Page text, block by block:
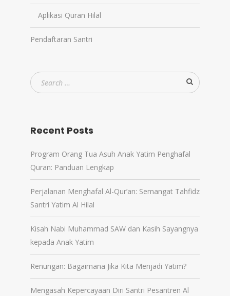
Aplikasi Quran Hilal
Pendaftaran Santri
Recent Posts
Program Orang Tua Asuh Anak Yatim Penghafal
Quran: Panduan Lengkap
Perjalanan Menghafal Al-Qur’an: Semangat Tahfidz
Santri Yatim Al Hilal
Kisah Nabi Muhammad SAW dan Kasih Sayangnya
kepada Anak Yatim
Renungan: Bagaimana Jika Kita Menjadi Yatim?
Mengasah Kepercayaan Diri Santri Pesantren Al